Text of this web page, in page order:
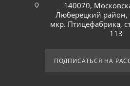
140070,
Люберецкий район,
мкр. Птицефабрика,
113
ПОДПИСАТЬСЯ НА